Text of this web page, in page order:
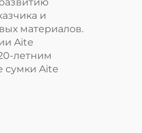
и
материалов.
Aite
летним
сумки Aite